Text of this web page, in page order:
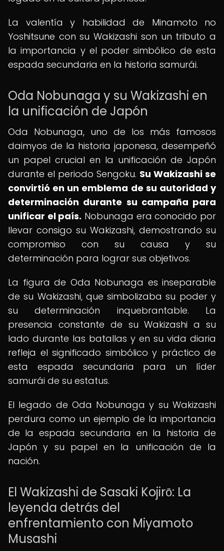
La valentía y habilidad de Minamoto no
Yoshitsune con su Wakizashi son un tributo a
la importancia y el poder simbólico de esta
espada secundaria en la historia samurái.
Oda Nobunaga y su Wakizashi en
la unificación de Japón
Oda Nobunaga, uno de los más famosos
daimyos de la historia japonesa, desempeñó
un papel crucial en la unificación de Japón
durante el periodo Sengoku. Su Wakizashi se
convirtió en un emblema de su autoridad y
determinación durante su campaña para
unificar el país. Nobunaga era conocido por
llevar consigo su Wakizashi, demostrando su
compromiso con su causa y su
determinación para lograr sus objetivos.
La figura de Oda Nobunaga es inseparable
de su Wakizashi, que simbolizaba su poder y
su determinación inquebrantable. La
presencia constante de su Wakizashi a su
lado durante las batallas y en su vida diaria
refleja el significado simbólico y práctico de
esta espada secundaria para un líder
samurái de su estatus.
El legado de Oda Nobunaga y su Wakizashi
perdura como un ejemplo de la importancia
de la espada secundaria en la historia de
Japón y su papel en la unificación de la
nación.
El Wakizashi de Sasaki Kojirō: La
leyenda detrás del
enfrentamiento con Miyamoto
Musashi